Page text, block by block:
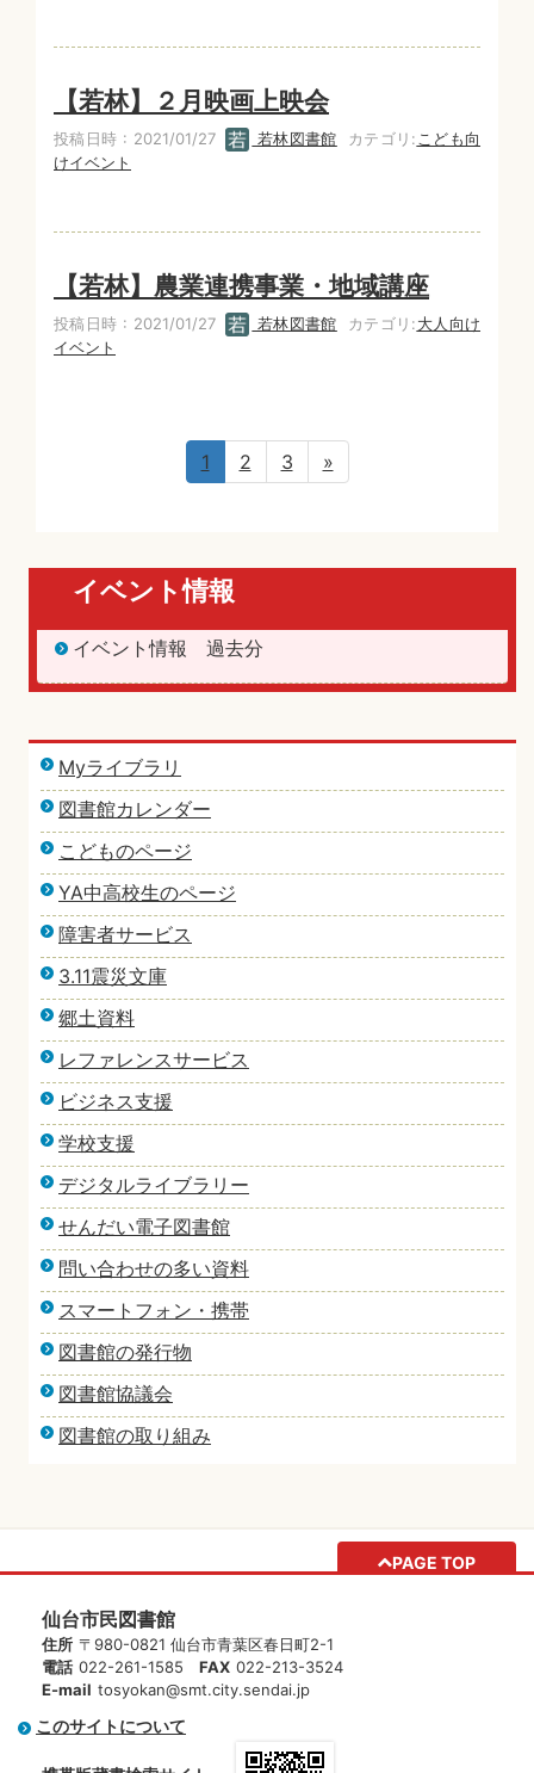
【若林】２月映画上映会
投稿日時 : 2021/01/27 若林図書館 カテゴリ: こども向
けイベント
【若林】農業連携事業・地域講座
投稿日時 : 2021/01/27 若林図書館 カテゴリ:大人向け
イベント
1 2 3 »
イベント情報
イベント情報 過去分
Myライブラリ
図書館カレンダー
こどものページ
YA中高校生のページ
障害者サービス
3.11震災文庫
郷土資料
レファレンスサービス
ビジネス支援
学校支援
デジタルライブラリー
せんだい電子図書館
問い合わせの多い資料
スマートフォン・携帯
図書館の発行物
図書館協議会
図書館の取り組み
PAGE TOP
仙台市民図書館
住所 〒980-0821 仙台市青葉区春日町2-1
電話 022-261-1585 FAX 022-213-3524
E-mail tosyokan@smt.city.sendai.jp
このサイトについて